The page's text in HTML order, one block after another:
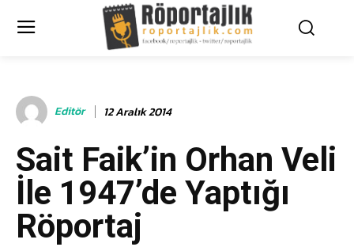
Editör 12 Aralık 2014
Sait Faik’in Orhan Veli
İle 1947’de Yaptığı
Röportaj